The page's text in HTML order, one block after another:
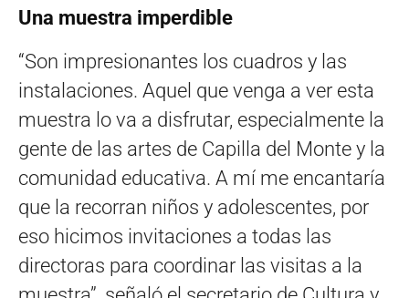
Una muestra imperdible
“Son impresionantes los cuadros y las
instalaciones. Aquel que venga a ver esta
muestra lo va a disfrutar, especialmente la
gente de las artes de Capilla del Monte y la
comunidad educativa. A mí me encantaría
que la recorran niños y adolescentes, por
eso hicimos invitaciones a todas las
directoras para coordinar las visitas a la